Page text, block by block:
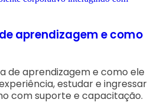
aprendizagem e como
de aprendizagem e como ele
estudar e ingressar
com suporte e capacitação.